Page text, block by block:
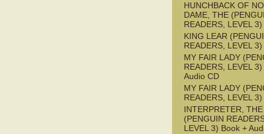
HUNCHBACK OF
DAME, THE
READERS, LEVEL
KING LEAR
READERS, LEVEL
MY FAIR LADY
READERS, LEVEL
Audio CD
MY FAIR LADY
READERS, LEVEL
INTERPRETER, THE
(PENGUIN
LEVEL 3) Book +